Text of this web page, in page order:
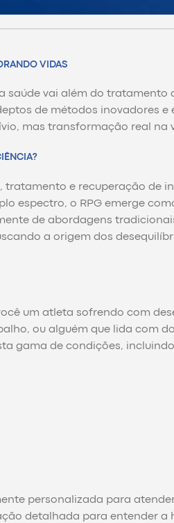
VIDAS
saúde vai além do tratamento
de métodos inovadores e
mas transformação real na
e recuperação de
espectro, o RPG emerge
de abordagens
a origem dos
um atleta sofrendo com
ou alguém que lida com
gama de condições,
personalizada para
detalhada para entender a